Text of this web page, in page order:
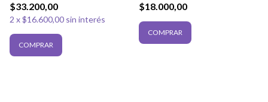
$33.200,00
2 x$16.600,00 sin interés
$18.000,00